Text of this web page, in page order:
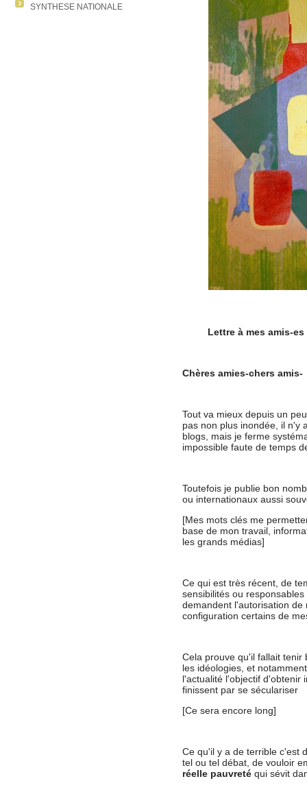
SYNTHESE NATIONALE
Lettre à mes amis-
Chères amies-chers amis-
Tout va mieux depuis un
pas non plus inondée, il n'y
blogs, mais je ferme
impossible faute de temps
Toutefois je publie bon
ou internationaux aussi
[Mes mots clés me
base de mon travail,
les grands médias]
Ce qui est très récent, de
sensibilités ou
demandent l'autorisation
configuration certains de
Cela prouve qu'il fallait tenir
les idéologies, et
l'actualité l'objectif d'obtenir
finissent par se séculariser
[Ce sera encore long]
Ce qu'il y a de terrible c'est
tel ou tel débat, de vouloir
réelle pauvreté qui sévit